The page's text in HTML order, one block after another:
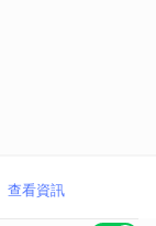
查看資訊